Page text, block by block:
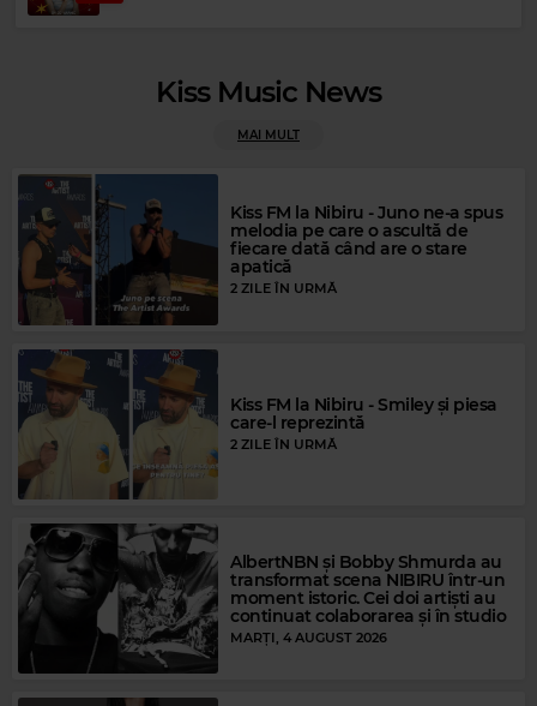
Magic FM
BONNIE TYLER –IF YOU WERE A WOMAN (AND I WAS A MAN)
Kiss Music News
MAI MULT
Kiss FM la Nibiru - Juno ne-a spus
melodia pe care o ascultă de
fiecare dată când are o stare
apatică
2 ZILE ÎN URMĂ
Kiss FM la Nibiru - Smiley și piesa
care-l reprezintă
2 ZILE ÎN URMĂ
AlbertNBN și Bobby Shmurda au
transformat scena NIBIRU într-un
moment istoric. Cei doi artiști au
continuat colaborarea și în studio
MARȚI, 4 AUGUST 2026